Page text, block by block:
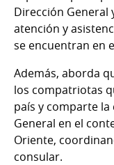
Dirección General
atención y
se encuentran en
Además, aborda
los compatriotas
país y comparte
General en el
Oriente,
consular.